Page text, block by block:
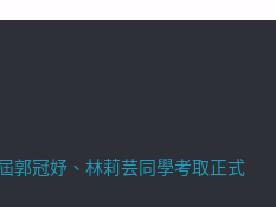
郭冠妤、林莉芸同學考取正式